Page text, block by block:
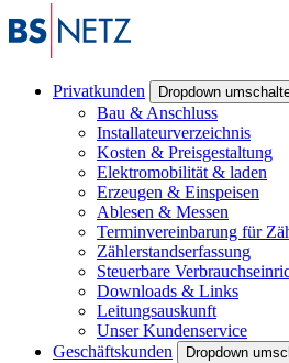
Privatkunden Dropdown
Bau & Anschluss
Installateurverzeichnis
Kosten & Preisgestaltung
Elektromobilität & laden
Erzeugen & Einspeisen
Ablesen & Messen
Terminvereinbarung für
Zählerstandserfassung
Steuerbare
Downloads & Links
Leitungsauskunft
Unser Kundenservice
Geschäftskunden
Dropdown